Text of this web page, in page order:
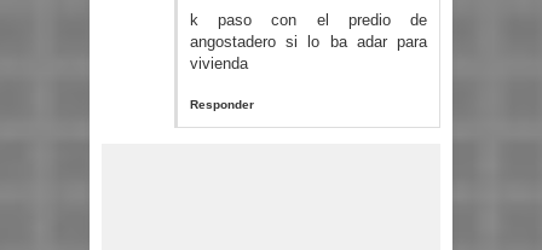
k paso con el predio de
angostadero si lo ba adar para
vivienda
Responder